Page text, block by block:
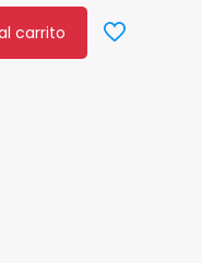
carrito